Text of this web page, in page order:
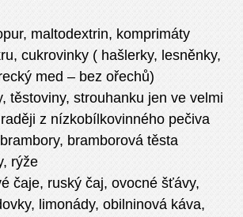
maltodextrin, komprimáty
cukrovinky ( hašlerky, lesněnky,
med – bez ořechů)
těstoviny, strouhanku jen ve velmi
z nízkobílkovinného pečiva
bramborová těsta
rýže
čaje, ruský čaj, ovocné šťávy,
limonády, obilninová káva,